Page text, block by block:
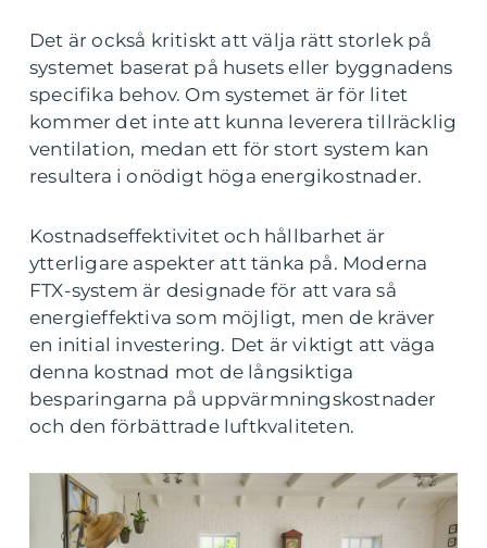
Det är också kritiskt att välja rätt storlek på
systemet baserat på husets eller byggnadens
specifika behov. Om systemet är för litet
kommer det inte att kunna leverera tillräcklig
ventilation, medan ett för stort system kan
resultera i onödigt höga energikostnader.
Kostnadseffektivitet och hållbarhet är
ytterligare aspekter att tänka på. Moderna
FTX-system är designade för att vara så
energieffektiva som möjligt, men de kräver
en initial investering. Det är viktigt att väga
denna kostnad mot de långsiktiga
besparingarna på uppvärmningskostnader
och den förbättrade luftkvaliteten.